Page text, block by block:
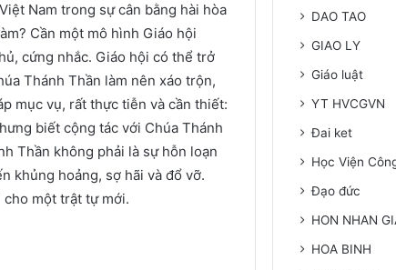
Nam trong sự cân bằng hài hòa
Cần một mô hình Giáo hội
cứng nhắc. Giáo hội có thể trở
Thánh Thần làm nên xáo trộn,
mục vụ, rất thực tiễn và cần thiết:
biết cộng tác với Chúa Thánh
Thần không phải là sự hỗn loạn
khủng hoảng, sợ hãi và đổ vỡ.
một trật tự mới.
DAO TAO
GIAO LY
Giáo luật
YT HVCGVN
Đai ket
Học Viện
Đạo đức
HON NHAN
HOA BINH